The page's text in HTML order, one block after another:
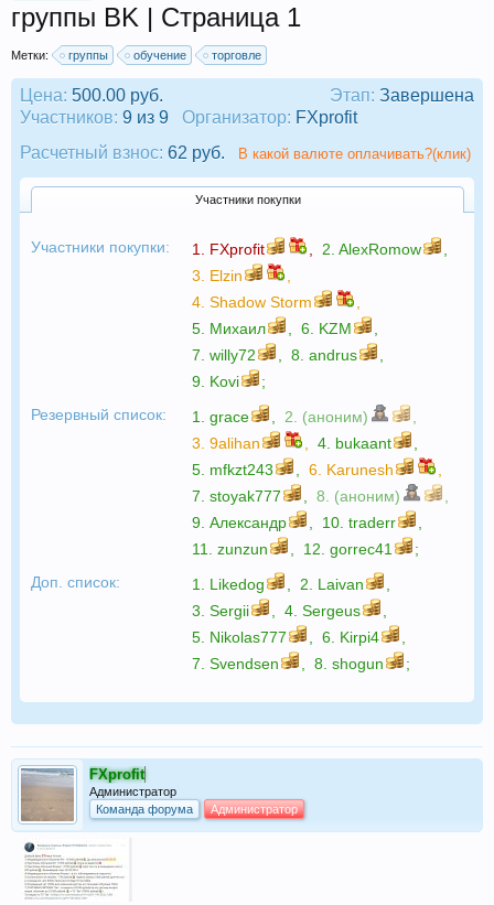
группы BK | Страница 1
Метки: группы обучение торговле
Этап: Завершена
Цена: 500.00 руб.
Участников: 9 из 9 Организатор: FXprofit
Расчетный взнос: 62 руб. В какой валюте оплачивать?(клик)
Участники покупки
Участники покупки: 1. FXprofit 2. AlexRomow
3. Elzin
4. Shadow Storm
5. Михаил 6. KZM
7. willy72 8. andrus
9. Kovi
;
Резервный список:
1. grace 2. (аноним)
3. 9alihan 4. bukaant
5. mfkzt243 6. Karunesh
7. stoyak777 8. (аноним)
9. Александр 10. traderr
11. zunzun 12. gorrec41
;
Доп. список:
1. Likedog 2. Laivan
3. Sergii 4. Sergeus
5. Nikolas777 6. Kirpi4
7. Svendsen 8. shogun ;
FXprofit
Администратор
Команда форума
Администратор